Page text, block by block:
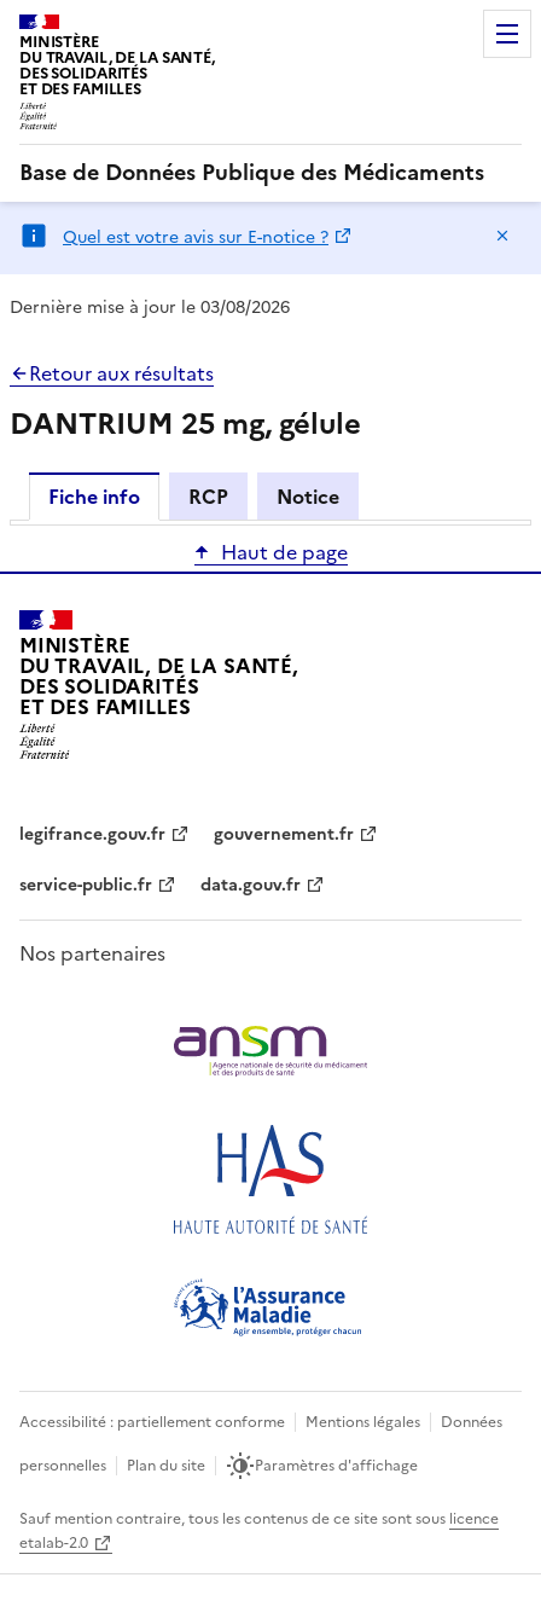
MINISTÈRE
DU TRAVAIL, DE LA SANTÉ,
DES SOLIDARITÉS
ET DES FAMILLES
Base de Données Publique des Médicaments
Quel est votre avis sur E-notice ?
Dernière mise à jour le 03/08/2026
Retour aux résultats
DANTRIUM 25 mg, gélule
Fiche info RCP
Notice
Haut de page
MINISTÈRE
DU TRAVAIL, DE LA SANTÉ,
DES SOLIDARITÉS
ET DES FAMILLES
legifrance.gouv.fr
gouvernement.fr
service-public.fr
data.gouv.fr
Nos partenaires
Accessibilité : partiellement conforme Mentions légales
Données
personnelles
Plan du site Paramètres d'affichage
Sauf mention contraire, tous les contenus de ce site sont sous licence
etalab-2.0